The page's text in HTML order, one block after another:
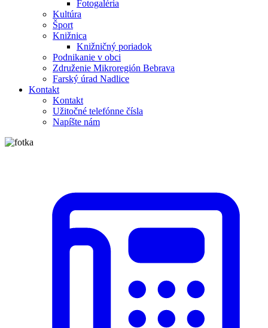
Fotogaléria
Kultúra
Šport
Knižnica
Knižničný poriadok
Podnikanie v obci
Združenie Mikroregión Bebrava
Farský úrad Nadlice
Kontakt
Kontakt
Užitočné telefónne čísla
Napíšte nám